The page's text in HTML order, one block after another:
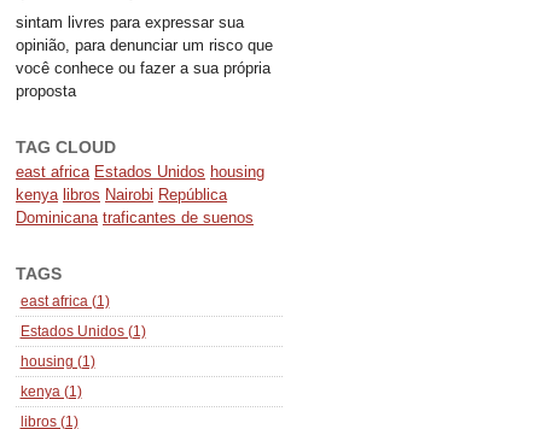
sintam livres para expressar sua
opinião, para denunciar um risco que
você conhece ou fazer a sua própria
proposta
TAG CLOUD
east africa Estados Unidos housing
kenya libros Nairobi República
Dominicana traficantes de suenos
TAGS
east africa (1)
Estados Unidos (1)
housing (1)
kenya (1)
libros (1)